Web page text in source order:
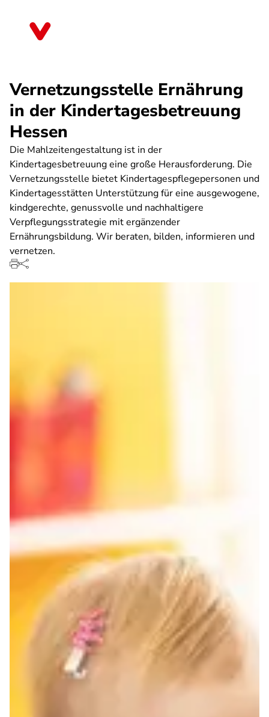
Vernetzungsstelle Ernährung
in der Kindertagesbetreuung
Hessen
Die Mahlzeitengestaltung ist in der
Kindertagesbetreuung eine große Herausforderung. Die
Vernetzungsstelle bietet Kindertagespflegepersonen und
Kindertagesstätten Unterstützung für eine ausgewogene,
kindgerechte, genussvolle und nachhaltigere
Verpflegungsstrategie mit ergänzender
Ernährungsbildung. Wir beraten, bilden, informieren und
vernetzen.